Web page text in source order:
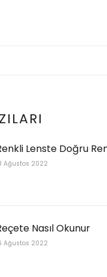
Lenste Doğru
Ağustos 2022
Nasıl Okunur
Ağustos 2022